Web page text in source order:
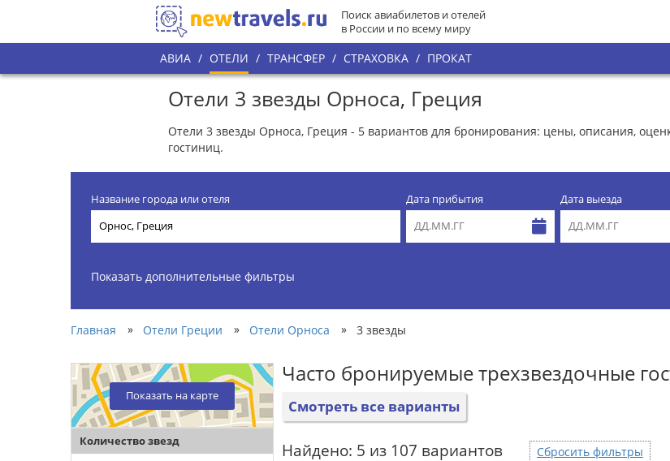
Поиск авиабилетов и отелей
в России и по всему миру
АВИА / ОТЕЛИ / ТРАНСФЕР / СТРАХОВКА / ПРОКАТ
Отели 3 звезды Орноса, Греция
Отели 3 звезды Орноса, Греция - 5 вариантов для бронирования: цены, описания,
гостиниц.
Название города или отеля Дата прибытия Дата выезда
Показать дополнительные фильтры
Главная » Отели Греции » Отели Орноса » 3 звезды
Показать на карте
Количество звезд
Часто бронируемые трехзвездочные
Смотреть все варианты
Найдено: 5 из 107 вариантов
Сбросить фильтры